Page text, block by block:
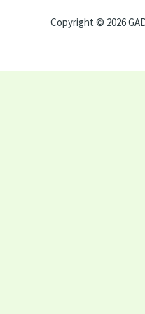
Copyright © 2026